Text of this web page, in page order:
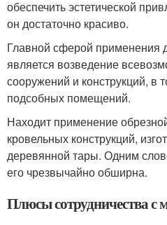
обеспечить эстетической
он достаточно красиво.
Главной сферой применения
является возведение
сооружений и конструкций, в
подсобных помещений.
Находит применение
кровельных конструкций,
деревянной тары. Одним
его чрезвычайно обширна.
Плюсы сотрудничества с